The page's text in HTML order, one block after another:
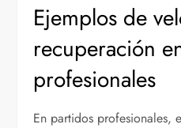
Ejemplos de
recuperación
profesionales
En partidos profesionales,